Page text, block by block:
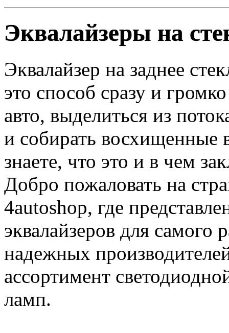
Эквалайзеры на
Эквалайзер на заднее
это способ сразу и
авто, выделиться из
и собирать
знаете, что это и в чем
Добро пожаловать на
4autoshop, где
эквалайзеров для самого
надежных
ассортимент
ламп.